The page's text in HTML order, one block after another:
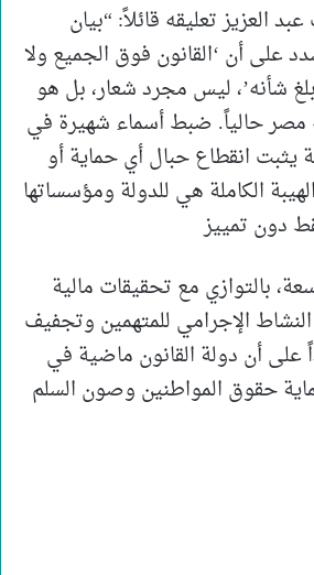
العزيز تعليقه قائلاً: “بيان
على أن ‘القانون فوق الجميع ولا
شأنه’، ليس مجرد شعار، بل هو
مصر حالياً. ضبط أسماء شهيرة في
يثبت انقطاع حبال أي حماية أو
الكاملة هي للدولة ومؤسساتها
دون تمييز
بالتوازي مع تحقيقات مالية
الإجرامي للمتهمين وتجفيف
على أن دولة القانون ماضية في
حقوق المواطنين وصون السلم